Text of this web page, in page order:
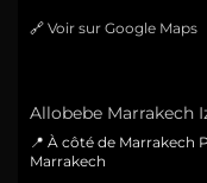
🔗 Voir sur Google Maps
Allobebe Marrakech
📍 À côté de Marrakech
Marrakech